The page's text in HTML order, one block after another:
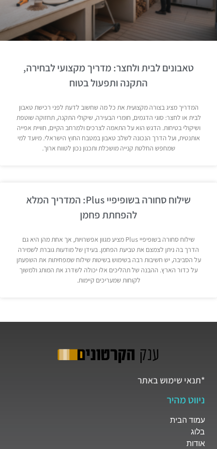
טאבונים לבית ולחצר: מדריך מקצועי לבחירה,
התקנה ותפעול בטוח
המדריך מציג בצורה מקצועית את כל מה שחשוב לדעת לפני רכישת טאבון
לבית או לחצר: סוגי הדגמים, חומרי הבעירה, שיקולי התקנה, תחזוקה שוטפת
ושיקולי בטיחות. הדגש הוא על התאמה לצרכים ולמרחב הקיים, חוויית אפייה
אותנטית, ועל הדרך הנכונה לשלב טאבון במטבח החוץ הישראלי. מיועד למי
שמחפש החלטת קנייה מושכלת ותכנון נכון לטווח ארוך.
שילוח סחורה בשופיפיי Plus: המדריך המלא
להפחתת פחמן
שילוח סחורה בשופיפיי Plus מציע מגוון אפשרויות, אך אחת מהן היא גם
הדרך בה ניתן לצמצם את טביעת הפחמן. בעידן של מודעות גוברת לשמירה
על הסביבה, יש חשיבות רבה בשימוש בשיטות שילוח שמפחיתות את השפעתן
על כדור הארץ. ההבנה של תהליכים אלו יכולה לשדרג את המותג ולמשוך
לקוחות שמעריכים קיימות.
*תנאי שימוש באתר
ניווט מהיר
עמוד הבית
בלוג
אודות